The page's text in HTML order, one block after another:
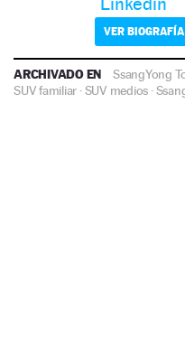
VER BIOGRAFÍA
ARCHIVADO EN SsangYong
SUV familiar ·SUV medios ·